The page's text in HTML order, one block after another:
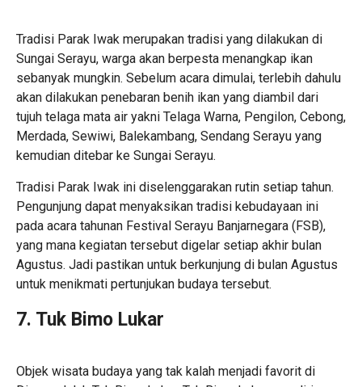
Tradisi Parak Iwak merupakan tradisi yang dilakukan di
Sungai Serayu, warga akan berpesta menangkap ikan
sebanyak mungkin. Sebelum acara dimulai, terlebih dahulu
akan dilakukan penebaran benih ikan yang diambil dari
tujuh telaga mata air yakni Telaga Warna, Pengilon, Cebong,
Merdada, Sewiwi, Balekambang, Sendang Serayu yang
kemudian ditebar ke Sungai Serayu.
Tradisi Parak Iwak ini diselenggarakan rutin setiap tahun.
Pengunjung dapat menyaksikan tradisi kebudayaan ini
pada acara tahunan Festival Serayu Banjarnegara (FSB),
yang mana kegiatan tersebut digelar setiap akhir bulan
Agustus. Jadi pastikan untuk berkunjung di bulan Agustus
untuk menikmati pertunjukan budaya tersebut.
7. Tuk Bimo Lukar
Objek wisata budaya yang tak kalah menjadi favorit di